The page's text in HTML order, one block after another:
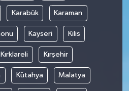
Karabük Karaman
Kayseri Kilis
Kırklareli Kırşehir
Kütahya Malatya